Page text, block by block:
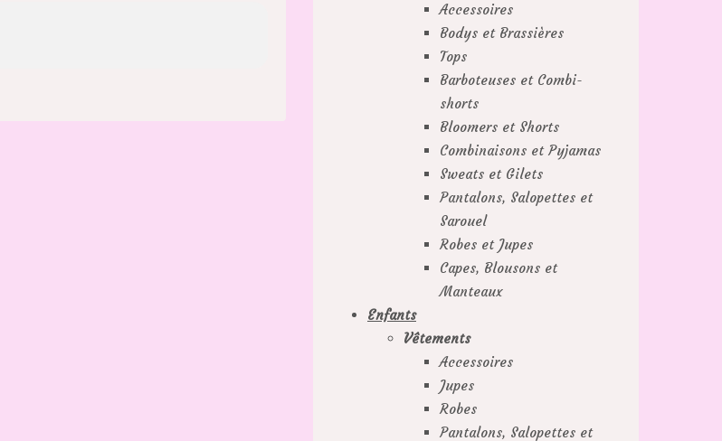
Accessoires
Bodys et Brassières
Tops
Barboteuses et Combi-
shorts
Bloomers et Shorts
Combinaisons et Pyjamas
Sweats et Gilets
Pantalons, Salopettes et
Sarouel
Robes et Jupes
Capes, Blousons et
Manteaux
Enfants
Vêtements
Accessoires
Jupes
Robes
Pantalons, Salopettes et